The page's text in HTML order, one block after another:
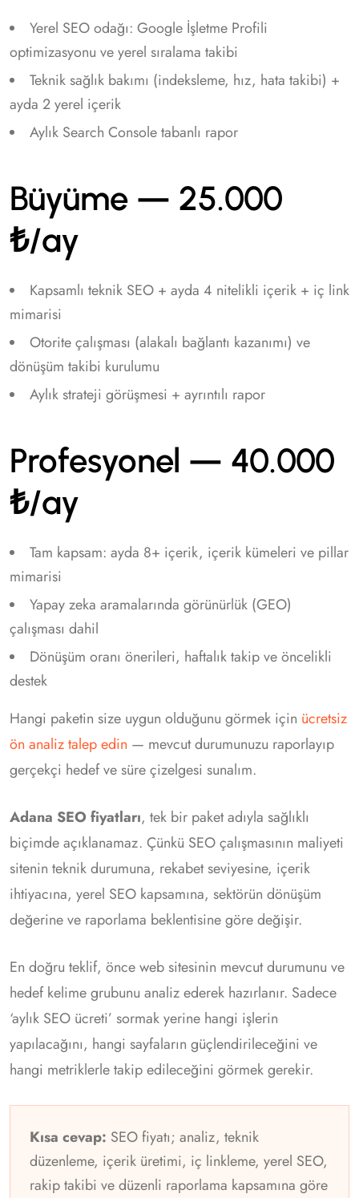
Yerel SEO odağı: Google İşletme Profili
optimizasyonu ve yerel sıralama takibi
Teknik sağlık bakımı (indeksleme, hız, hata takibi) +
ayda 2 yerel içerik
Aylık Search Console tabanlı rapor
Büyüme — 25.000
₺/ay
Kapsamlı teknik SEO + ayda 4 nitelikli içerik + iç link
mimarisi
Otorite çalışması (alakalı bağlantı kazanımı) ve
dönüşüm takibi kurulumu
Aylık strateji görüşmesi + ayrıntılı rapor
Profesyonel — 40.000
₺/ay
Tam kapsam: ayda 8+ içerik, içerik kümeleri ve pillar
mimarisi
Yapay zeka aramalarında görünürlük (GEO)
çalışması dahil
Dönüşüm oranı önerileri, haftalık takip ve öncelikli
destek
Hangi paketin size uygun olduğunu görmek için ücretsiz
ön analiz talep edin — mevcut durumunuzu raporlayıp
gerçekçi hedef ve süre çizelgesi sunalım.
Adana SEO fiyatları, tek bir paket adıyla sağlıklı
biçimde açıklanamaz. Çünkü SEO çalışmasının maliyeti
sitenin teknik durumuna, rekabet seviyesine, içerik
ihtiyacına, yerel SEO kapsamına, sektörün dönüşüm
değerine ve raporlama beklentisine göre değişir.
En doğru teklif, önce web sitesinin mevcut durumunu ve
hedef kelime grubunu analiz ederek hazırlanır. Sadece
‘aylık SEO ücreti’ sormak yerine hangi işlerin
yapılacağını, hangi sayfaların güçlendirileceğini ve
hangi metriklerle takip edileceğini görmek gerekir.
Kısa cevap: SEO fiyatı; analiz, teknik
düzenleme, içerik üretimi, iç linkleme, yerel SEO,
rakip takibi ve düzenli raporlama kapsamına göre